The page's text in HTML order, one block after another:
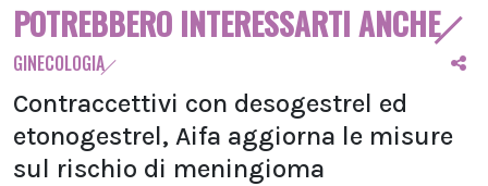
POTREBBERO INTERESSARTI ANCHE
GINECOLOGIA
Contraccettivi con desogestrel ed
etonogestrel, Aifa aggiorna le misure
sul rischio di meningioma